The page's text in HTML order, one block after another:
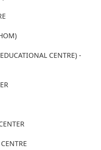
CENTRE) -